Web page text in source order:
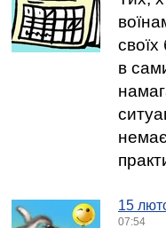
своїх
в
15
07:54